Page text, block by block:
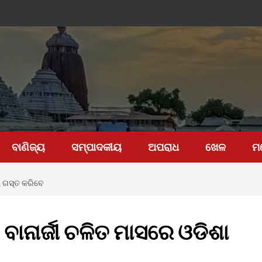
ବାଣିଜ୍ୟ ସମ୍ପାଦକୀୟ ଅପରାଧ ଖେଳ
ଗସ୍ତ କରିବେ
ଚଳିତ ମାସରେ ଓଡିଶା